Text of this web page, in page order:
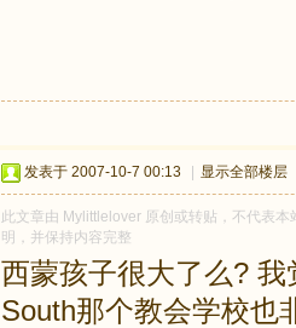
发表于 2007-10-7 00:13 显示全部楼层
此文章由 Mylittlelover 原创或转贴，不代表
明，并保持内容完整
西蒙孩子很大了么?
South那个教会学校也